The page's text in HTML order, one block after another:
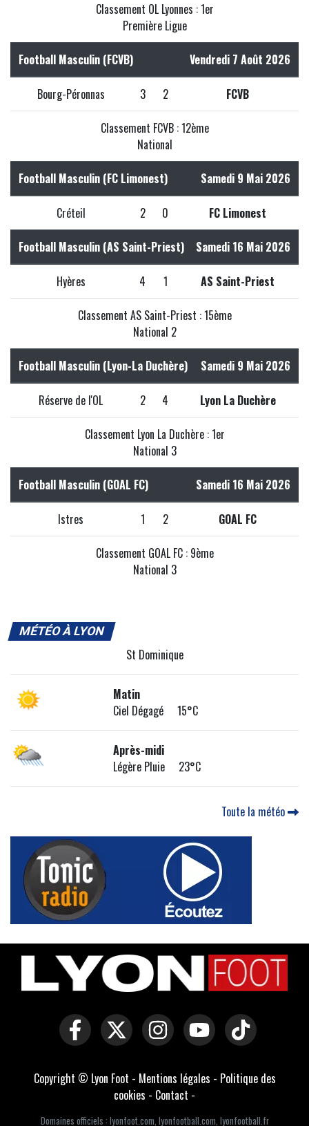
Classement OL Lyonnes : 1er
Première Ligue
Football Masculin (FCVB) Vendredi 7 Août 2026
Bourg-Péronnas 3 2 FCVB
Classement FCVB : 12ème
National
Football Masculin (FC Limonest) Samedi 9 Mai 2026
Créteil 2 0 FC Limonest
Football Masculin (AS Saint-Priest) Samedi 16 Mai 2026
Hyères 4 1 AS Saint-Priest
Classement AS Saint-Priest : 15ème
National 2
Football Masculin (Lyon-La Duchère) Samedi 9 Mai 2026
Réserve de l'OL 2 4 Lyon La Duchère
Classement Lyon La Duchère : 1er
National 3
Football Masculin (GOAL FC) Samedi 16 Mai 2026
Istres 1 2 GOAL FC
Classement GOAL FC : 9ème
National 3
MÉTÉO À LYON
St Dominique
Matin
Ciel Dégagé 15°C
Après-midi
Légère Pluie 23°C
Toute la météo
Copyright © Lyon Foot - Mentions légales - Politique des
cookies - Contact -
Domaines officiels : lyonfoot.com lyonfootball.com lyonfootball.fr